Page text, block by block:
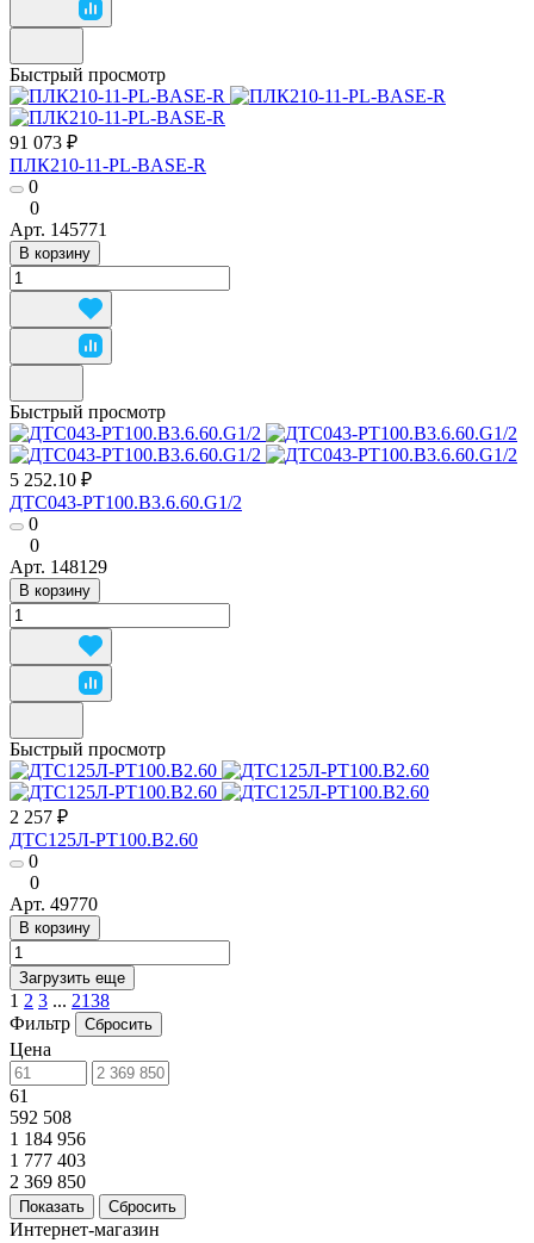
Быстрый просмотр
91 073 ₽
ПЛК210-11-PL-BASE-R
0
0
Арт. 145771
В корзину
Быстрый просмотр
5 252.10 ₽
ДТС043-РТ100.В3.6.60.G1/2
0
0
Арт. 148129
В корзину
Быстрый просмотр
2 257 ₽
ДТС125Л-РТ100.В2.60
0
0
Арт. 49770
В корзину
Загрузить еще
1 2 3 ... 2138
Фильтр
Сбросить
Цена
61
592 508
1 184 956
1 777 403
2 369 850
Сбросить
Интернет-магазин